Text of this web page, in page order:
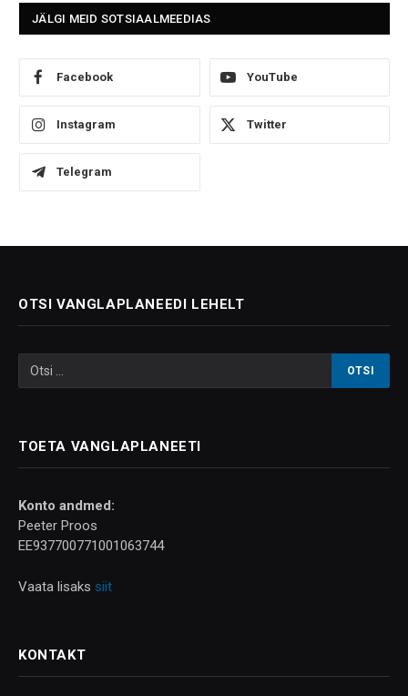
JÄLGI MEID SOTSIAALMEEDIAS
Facebook YouTube
Instagram Twitter
Telegram
OTSI VANGLAPLANEEDI LEHELT
TOETA VANGLAPLANEETI
Konto andmed:
Peeter Proos
EE937700771001063744
Vaata lisaks siit
KONTAKT